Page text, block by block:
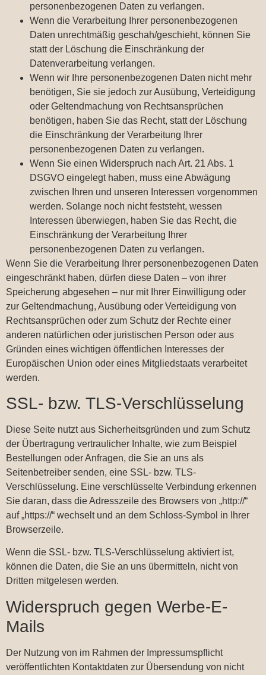
personenbezogenen Daten zu verlangen.
Wenn die Verarbeitung Ihrer personenbezogenen
Daten unrechtmäßig geschah/geschieht, können Sie
statt der Löschung die Einschränkung der
Datenverarbeitung verlangen.
Wenn wir Ihre personenbezogenen Daten nicht mehr
benötigen, Sie sie jedoch zur Ausübung, Verteidigung
oder Geltendmachung von Rechtsansprüchen
benötigen, haben Sie das Recht, statt der Löschung
die Einschränkung der Verarbeitung Ihrer
personenbezogenen Daten zu verlangen.
Wenn Sie einen Widerspruch nach Art. 21 Abs. 1
DSGVO eingelegt haben, muss eine Abwägung
zwischen Ihren und unseren Interessen vorgenommen
werden. Solange noch nicht feststeht, wessen
Interessen überwiegen, haben Sie das Recht, die
Einschränkung der Verarbeitung Ihrer
personenbezogenen Daten zu verlangen.
Wenn Sie die Verarbeitung Ihrer personenbezogenen Daten
eingeschränkt haben, dürfen diese Daten – von ihrer
Speicherung abgesehen – nur mit Ihrer Einwilligung oder
zur Geltendmachung, Ausübung oder Verteidigung von
Rechtsansprüchen oder zum Schutz der Rechte einer
anderen natürlichen oder juristischen Person oder aus
Gründen eines wichtigen öffentlichen Interesses der
Europäischen Union oder eines Mitgliedstaats verarbeitet
werden.
SSL- bzw. TLS-Verschlüsselung
Diese Seite nutzt aus Sicherheitsgründen und zum Schutz
der Übertragung vertraulicher Inhalte, wie zum Beispiel
Bestellungen oder Anfragen, die Sie an uns als
Seitenbetreiber senden, eine SSL- bzw. TLS-
Verschlüsselung. Eine verschlüsselte Verbindung erkennen
Sie daran, dass die Adresszeile des Browsers von „http://“
auf „https://“ wechselt und an dem Schloss-Symbol in Ihrer
Browserzeile.
Wenn die SSL- bzw. TLS-Verschlüsselung aktiviert ist,
können die Daten, die Sie an uns übermitteln, nicht von
Dritten mitgelesen werden.
Widerspruch gegen Werbe-E-
Mails
Der Nutzung von im Rahmen der Impressumspflicht
veröffentlichten Kontaktdaten zur Übersendung von nicht